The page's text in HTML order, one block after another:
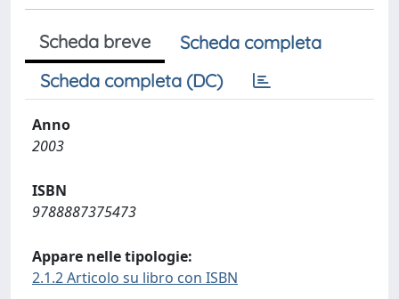
Scheda breve
Scheda completa
Scheda completa (DC)
Anno
2003
ISBN
9788887375473
Appare nelle tipologie:
2.1.2 Articolo su libro con ISBN